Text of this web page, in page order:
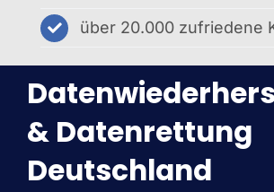
über 20.000 zufriedene
& Datenrettung
Deutschland